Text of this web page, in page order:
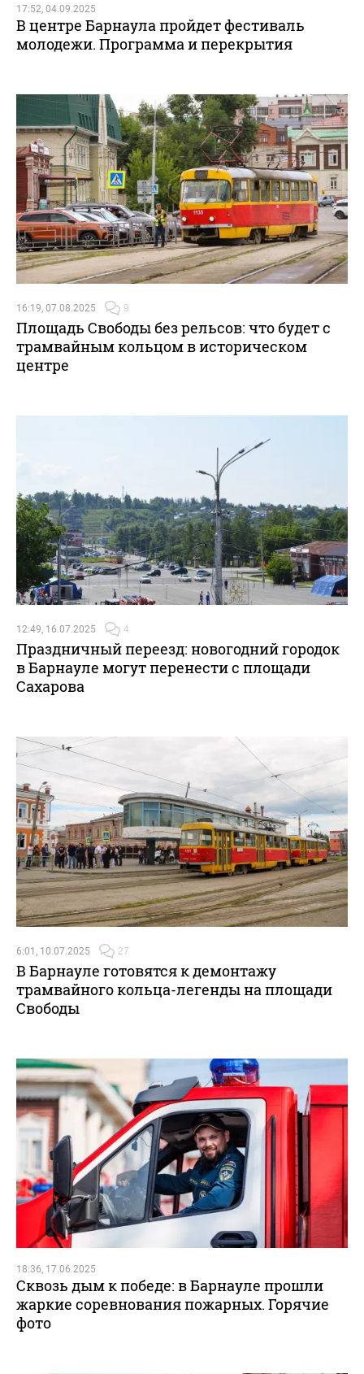
17:52, 04.09.2025
В центре Барнаула пройдет фестиваль
молодежи. Программа и перекрытия
16:19, 07.08.2025 9
Площадь Свободы без рельсов: что будет с
трамвайным кольцом в историческом
центре
12:49, 16.07.2025 4
Праздничный переезд: новогодний городок
в Барнауле могут перенести с площади
Сахарова
6:01, 10.07.2025 27
В Барнауле готовятся к демонтажу
трамвайного кольца-легенды на площади
Свободы
18:36, 17.06.2025
Сквозь дым к победе: в Барнауле прошли
жаркие соревнования пожарных. Горячие
фото